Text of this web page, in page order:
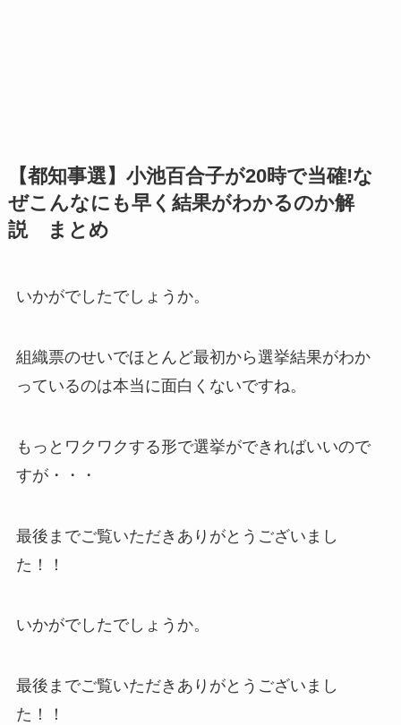
【都知事選】小池百合子が20時で当確!な
ぜこんなにも早く結果がわかるのか解
説 まとめ
いかがでしたでしょうか。
組織票のせいでほとんど最初から選挙結果がわか
っているのは本当に面白くないですね。
もっとワクワクする形で選挙ができればいいので
すが・・・
最後までご覧いただきありがとうございまし
た！！
いかがでしたでしょうか。
最後までご覧いただきありがとうございまし
た！！